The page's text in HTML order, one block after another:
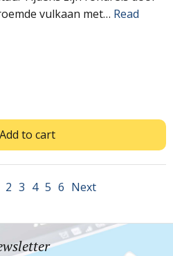
vulkaan met… Read
Add to cart
2 3 4 5 6 Next